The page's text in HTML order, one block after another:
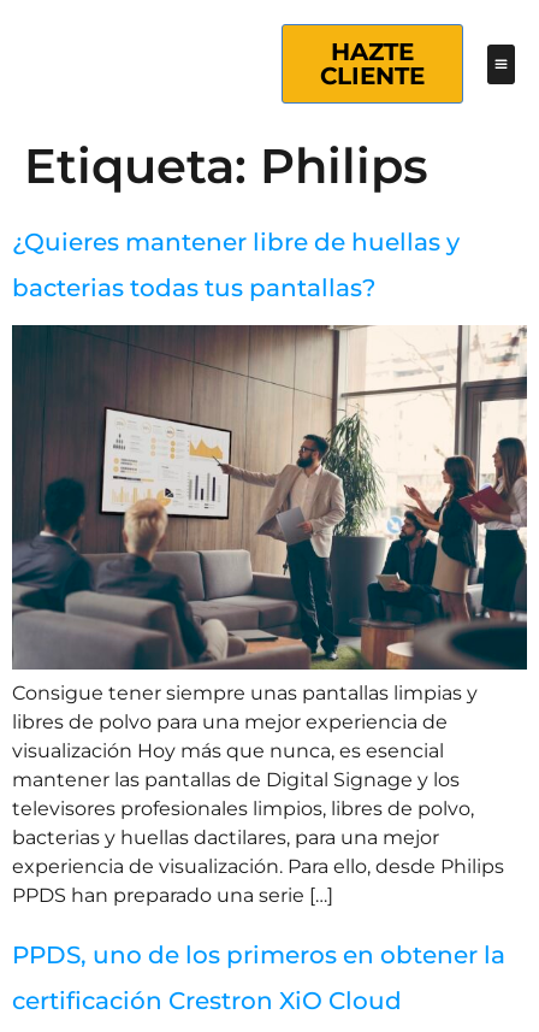
HAZTE
CLIENTE
Etiqueta: Philips
¿Quieres mantener libre de huellas y
bacterias todas tus pantallas?
Consigue tener siempre unas pantallas limpias y
libres de polvo para una mejor experiencia de
visualización Hoy más que nunca, es esencial
mantener las pantallas de Digital Signage y los
televisores profesionales limpios, libres de polvo,
bacterias y huellas dactilares, para una mejor
experiencia de visualización. Para ello, desde Philips
PPDS han preparado una serie […]
PPDS, uno de los primeros en obtener la
certificación Crestron XiO Cloud